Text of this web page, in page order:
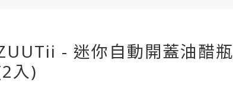
- 迷你自動開蓋油醋瓶
入)